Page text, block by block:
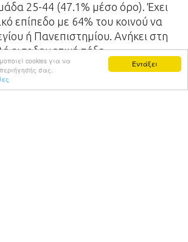
Εντάξει
cookies για να
σας.
25-44 (47.1% μέσο όρο). Έχει
επίπεδο με 64% του κοινού να
ή Πανεπιστημίου. Ανήκει στη
εισοδηματική τάξη.